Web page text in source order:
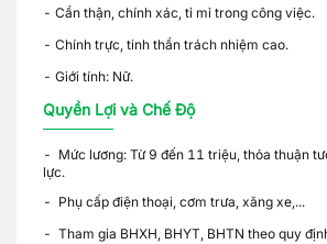
- Cẩn thận, chính xác, tỉ mỉ trong công việc.
- Chính trực, tinh thần trách nhiệm cao.
- Giới tính: Nữ.
Quyền Lợi và Chế Độ
- Mức lương: Từ 9 đến 11 triệu, thỏa thuận
lực.
- Phụ cấp điện thoại, cơm trưa, xăng xe,...
- Tham gia BHXH, BHYT, BHTN theo quy